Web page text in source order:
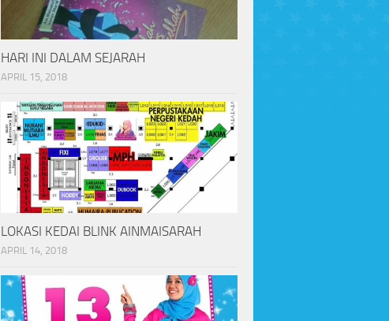
HARI INI DALAM SEJARAH
APRIL 15, 2018
LOKASI KEDAI BLINK AINMAISARAH
APRIL 14, 2018